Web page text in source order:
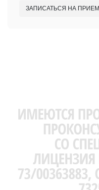
ЗАПИСАТЬСЯ НА ПРИЕМ